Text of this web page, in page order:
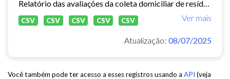
Ver mais
CSV CSV CSV CSV CSV
Atualização: 08/07/2025
Você também pode ter acesso a esses registros usando a API (veja